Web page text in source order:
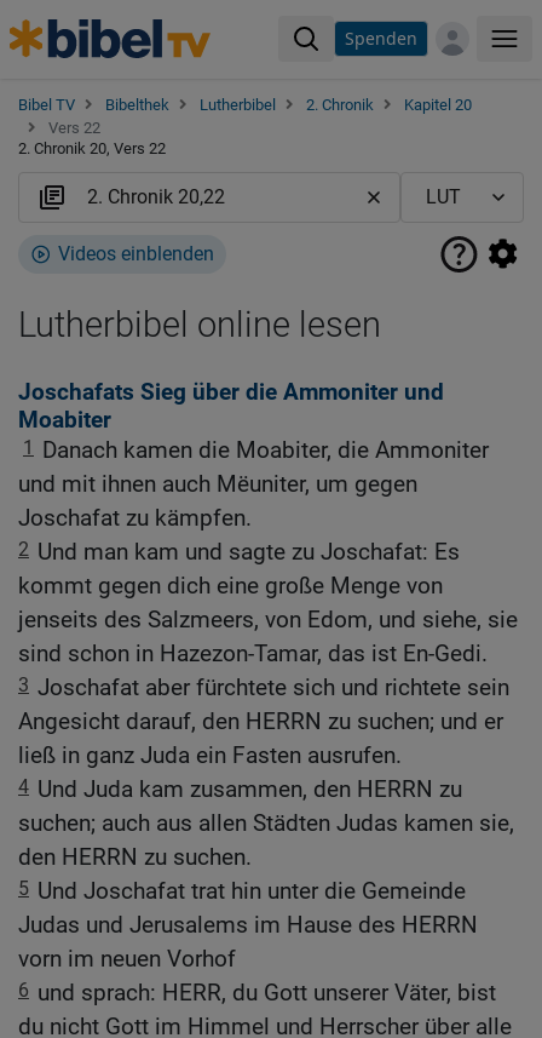
Spenden
Bibel TV Bibelthek Lutherbibel 2. Chronik
Kapitel 20
Vers 22
2. Chronik 20, Vers 22
Videos einblenden
Lutherbibel online lesen
Joschafats Sieg über die Ammoniter und
Moabiter
1
Danach kamen die Moabiter, die Ammoniter
und mit ihnen auch Mëuniter, um gegen
Joschafat zu kämpfen.
2 Und man kam und sagte zu Joschafat: Es
kommt gegen dich eine große Menge von
jenseits des Salzmeers, von Edom, und siehe, sie
sind schon in Hazezon-Tamar, das ist En-Gedi.
3 Joschafat aber fürchtete sich und richtete sein
Angesicht darauf, den HERRN zu suchen; und er
ließ in ganz Juda ein Fasten ausrufen.
4 Und Juda kam zusammen, den HERRN zu
suchen; auch aus allen Städten Judas kamen sie,
den HERRN zu suchen.
5 Und Joschafat trat hin unter die Gemeinde
Judas und Jerusalems im Hause des HERRN
vorn im neuen Vorhof
6 und sprach: HERR, du Gott unserer Väter, bist
du nicht Gott im Himmel und Herrscher über alle